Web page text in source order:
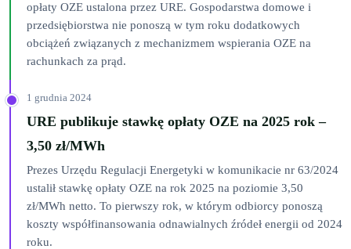
opłaty OZE ustalona przez URE. Gospodarstwa domowe i
przedsiębiorstwa nie ponoszą w tym roku dodatkowych
obciążeń związanych z mechanizmem wspierania OZE na
rachunkach za prąd.
1 grudnia 2024
URE publikuje stawkę opłaty OZE na 2025 rok –
3,50 zł/MWh
Prezes Urzędu Regulacji Energetyki w komunikacie nr 63/2024
ustalił stawkę opłaty OZE na rok 2025 na poziomie 3,50
zł/MWh netto. To pierwszy rok, w którym odbiorcy ponoszą
koszty współfinansowania odnawialnych źródeł energii od 2024
roku.